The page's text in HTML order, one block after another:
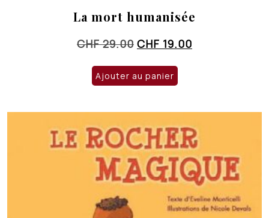
La mort humanisée
CHF29.00 Le
initial
CHF 19.00
Ajouter au panier